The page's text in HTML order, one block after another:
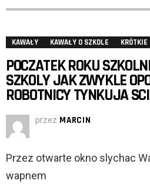
KAWAŁY KAWAŁY O SZKOLE KRÓTKIE
POCZATEK ROKU
SZKOLY JAK ZWYKLE
ROBOTNICY TYNKUJA
przez MARCIN
Przez otwarte okno slychac
wapnem